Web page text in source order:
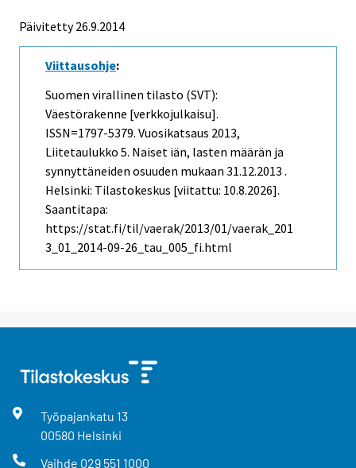
Päivitetty 26.9.2014
Viittausohje:
Suomen virallinen tilasto (SVT):
Väestörakenne [verkkojulkaisu].
ISSN=1797-5379. Vuosikatsaus 2013,
Liitetaulukko 5. Naiset iän, lasten määrän ja
synnyttäneiden osuuden mukaan 31.12.2013 .
Helsinki: Tilastokeskus [viitattu: 10.8.2026].
Saantitapa:
https://stat.fi/til/vaerak/2013/01/vaerak_201
3_01_2014-09-26_tau_005_fi.html
Työpajankatu 13
00580 Helsinki
Vaihde 029 551 1000